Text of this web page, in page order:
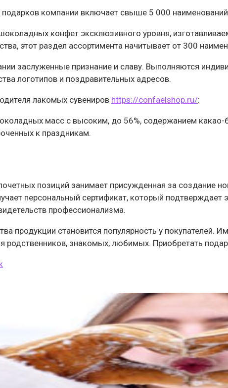
компании включает свыше 5 000
конфет эксклюзивного уровня,
этот раздел ассортимента начитывает от 300
заслуженные признание и славу. Выполняются
логотипов и поздравительных адресов.
лакомых сувениров https://confaelshop.ru/:
масс с высоким, до 56%, содержанием какао-
к праздникам.
позиций занимает присужденная за создание
персональный сертификат, который
профессионализма.
продукции становится популярность у покупателей.
родственников, знакомых, любимых. Приобретать